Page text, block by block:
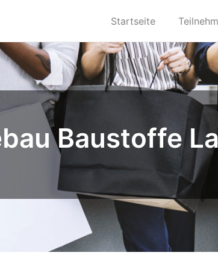
Startseite
Baustoffe